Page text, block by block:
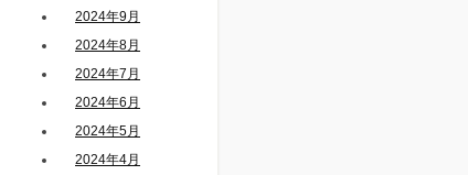
2024年9月
2024年8月
2024年7月
2024年6月
2024年5月
2024年4月